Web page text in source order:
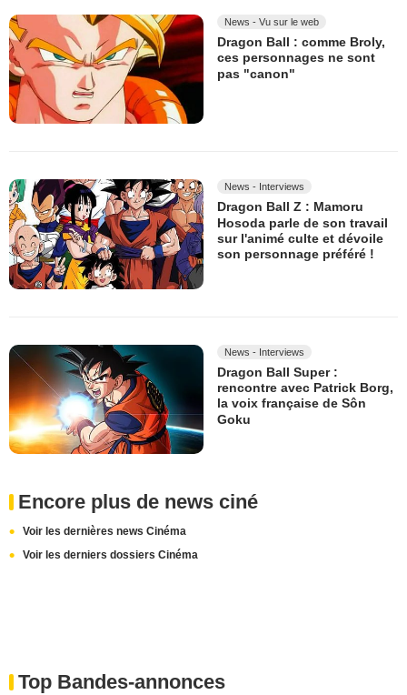
News - Vu sur le web
Dragon Ball : comme Broly,
ces personnages ne sont
pas "canon"
News - Interviews
Dragon Ball Z : Mamoru
Hosoda parle de son travail
sur l'animé culte et dévoile
son personnage préféré !
News - Interviews
Dragon Ball Super :
rencontre avec Patrick Borg,
la voix française de Sôn
Goku
Encore plus de news ciné
Voir les dernières news Cinéma
Voir les derniers dossiers Cinéma
Top Bandes-annonces